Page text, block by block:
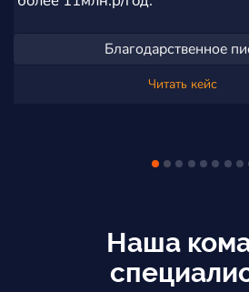
Благодарственное
Читать кейс
Наша